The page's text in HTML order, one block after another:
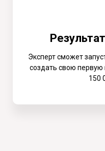
Эксперт сможет
создать свою первую
150